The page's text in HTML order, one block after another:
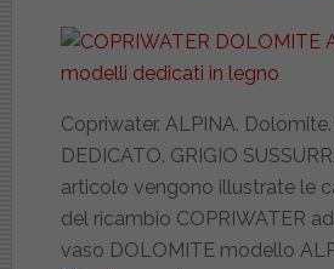
Copriwater. ALPINA.
DEDICATO. GRIGIO
articolo vengono illustrate le
del ricambio COPRIWATER
vaso DOLOMITE modello